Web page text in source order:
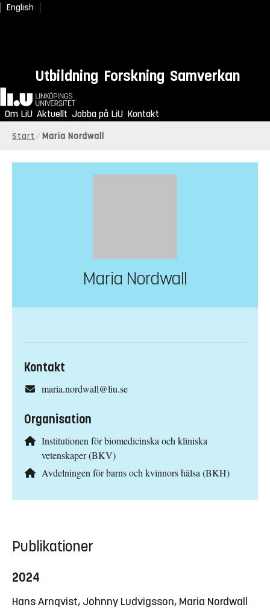
English
Utbildning Forskning Samverkan
Hem
Om LiU Aktuellt Jobba på LiU Kontakt
Start Maria Nordwall
Maria Nordwall
Kontakt
maria.nordwall@liu.se
Organisation
Institutionen för biomedicinska och kliniska
vetenskaper (BKV)
Avdelningen för barns och kvinnors hälsa (BKH)
Publikationer
2024
Hans Arnqvist, Johnny Ludvigsson, Maria Nordwall